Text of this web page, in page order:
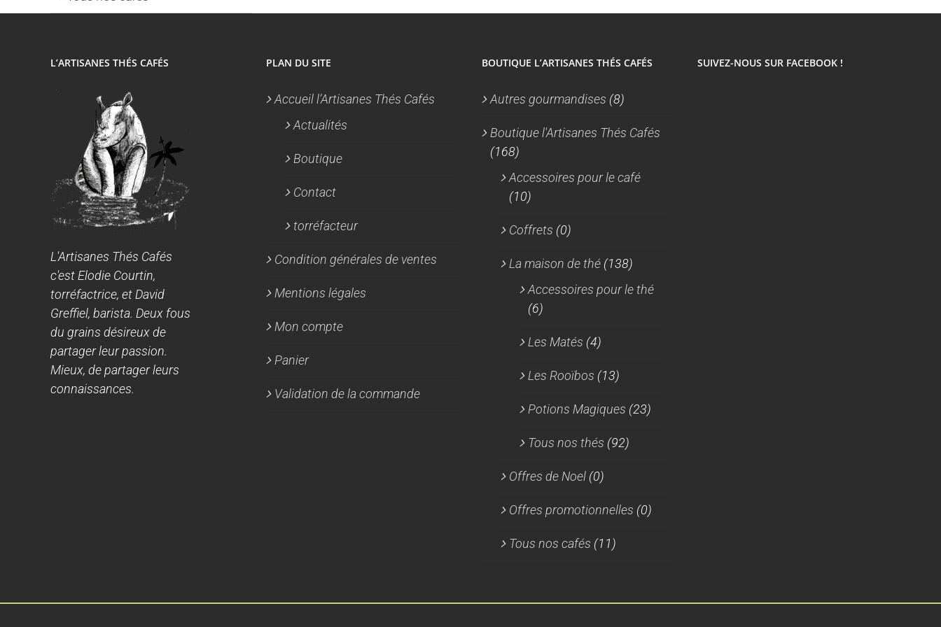
du
du
L’ARTISANES THÉS CAFÉS
L'Artisanes Thés Cafés
c'est Elodie Courtin,
torréfactrice, et David
Greffiel, barista. Deux fous
du grains désireux de
partager leur passion.
Mieux, de partager leurs
connaissances.
PLAN DU SITE
Accueil l’Artisanes Thés Cafés
Actualités
Boutique
Contact
torréfacteur
Condition générales de ventes
Mentions légales
Mon compte
Panier
Validation de la commande
BOUTIQUE L’ARTISANES THÉS CAFÉS
Autres gourmandises (8)
Boutique l'Artisanes Thés Cafés
(168)
Accessoires pour le café
(10)
Coffrets (0)
La maison de thé (138)
Accessoires pour le thé
(6)
Les Matés (4)
Les Rooïbos (13)
Potions Magiques (23)
Tous nos thés (92)
Offres de Noel (0)
Offres promotionnelles (0)
Tous nos cafés (11)
SUIVEZ-NOUS SUR FACEBOOK !